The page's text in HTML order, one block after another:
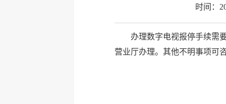
时间：
办理数字电视报停手续需
营业厅办理。其他不明事项可